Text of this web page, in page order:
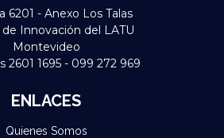
6201 - Anexo Los Talas
Innovación del LATU
Montevideo
2601 1695 - 099 272 969
ENLACES
Quienes Somos